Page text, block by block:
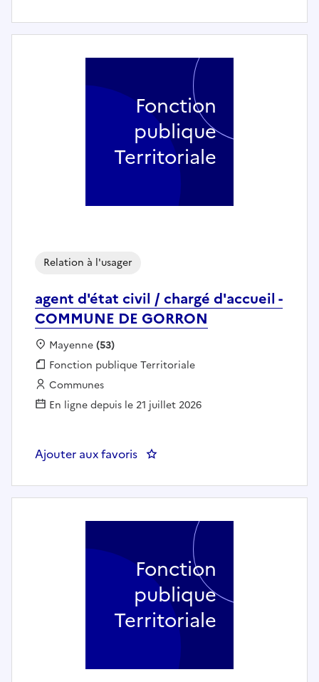
agent d'état civil / chargé d'accueil -
COMMUNE DE GORRON
Relation à l'usager
Localisation :
Mayenne(53)
Fonction publique :
Fonction publique Territoriale
Employeur :
Communes
En ligne depuis le 21 juillet 2026
Ajouter aux favoris : agent d'état civil / chargé
Fonction
publique
Territoriale
Fonction
publique
Territoriale